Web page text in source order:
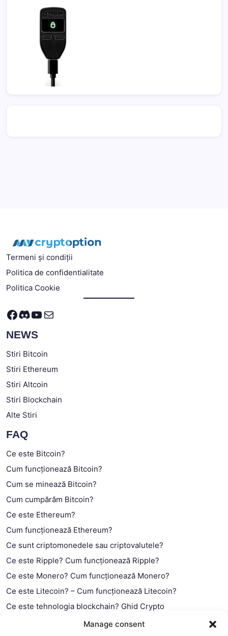
Manage consent
Termeni și condiții
Politica de confidentialitate
Politica Cookie
Facebook
Discord
YouTube
Mail
NEWS
Stiri Bitcoin
Stiri Ethereum
Stiri Altcoin
Stiri Blockchain
Alte Stiri
FAQ
Ce este Bitcoin?
Cum funcționează Bitcoin?
Cum se minează Bitcoin?
Cum cumpărăm Bitcoin?
Ce este Ethereum?
Cum funcționează Ethereum?
Ce sunt criptomonedele sau criptovalutele?
Ce este Ripple? Cum funcționează Ripple?
Ce este Monero? Cum funcționează Monero?
Ce este Litecoin? – Cum funcționează Litecoin?
Ce este tehnologia blockchain? Ghid Crypto
Ce este contractul smart?